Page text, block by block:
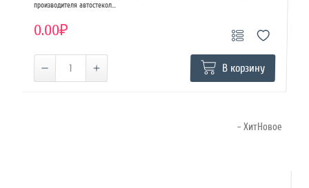
производителя автостекол...
0.00₽
В корзину
- ХитНовое